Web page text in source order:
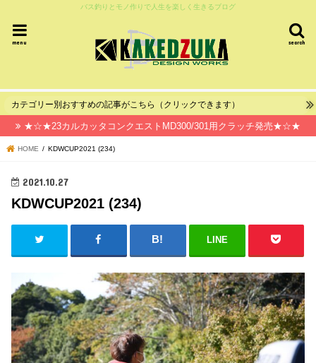
バス釣りとモノ作りで人生を楽しく生きるブログ
search
menu
カテゴリー別おすすめの記事がこちら（クリックできます）
★☆★23カルカッタコンクエストMD300/301用クラッチ発売★☆★
HOME KDWCUP2021 (234)
2021.10.27
KDWCUP2021 (234)
LINE